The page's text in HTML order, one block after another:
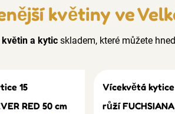
květiny ve
a kytic skladem, které můžete
15
RED 50 cm
Vícekvětá
růží